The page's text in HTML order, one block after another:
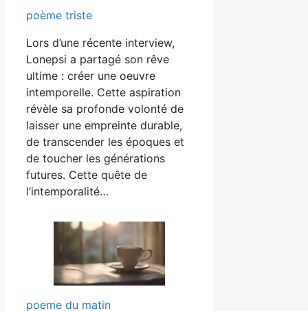
poème triste
Lors d’une récente interview,
Lonepsi a partagé son rêve
ultime : créer une oeuvre
intemporelle. Cette aspiration
révèle sa profonde volonté de
laisser une empreinte durable,
de transcender les époques et
de toucher les générations
futures. Cette quête de
l’intemporalité…
poeme du matin